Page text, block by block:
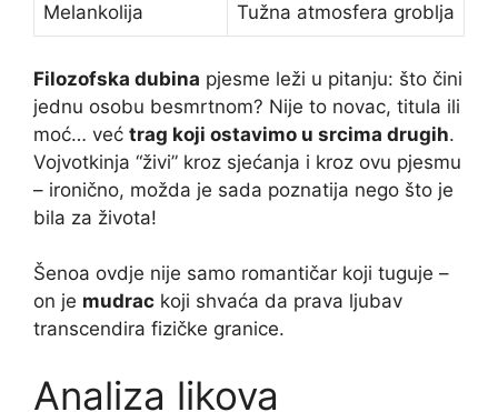
Melankolija Tužna atmosfera groblja
Filozofska dubina pjesme leži u pitanju: što čini
jednu osobu besmrtnom? Nije to novac, titula ili
moć… već trag koji ostavimo u srcima drugih.
Vojvotkinja “živi” kroz sjećanja i kroz ovu pjesmu
– ironično, možda je sada poznatija nego što je
bila za života!
Šenoa ovdje nije samo romantičar koji tuguje –
on je mudrac koji shvaća da prava ljubav
transcendira fizičke granice.
Analiza likova